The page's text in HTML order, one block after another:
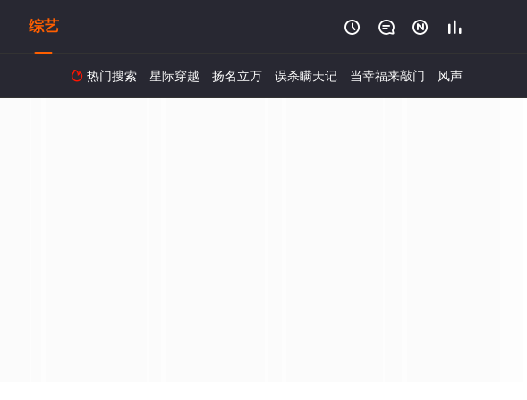
综艺    
 热门搜索 星际穿越 扬名立万 误杀瞒天记 当幸福来敲门 风声